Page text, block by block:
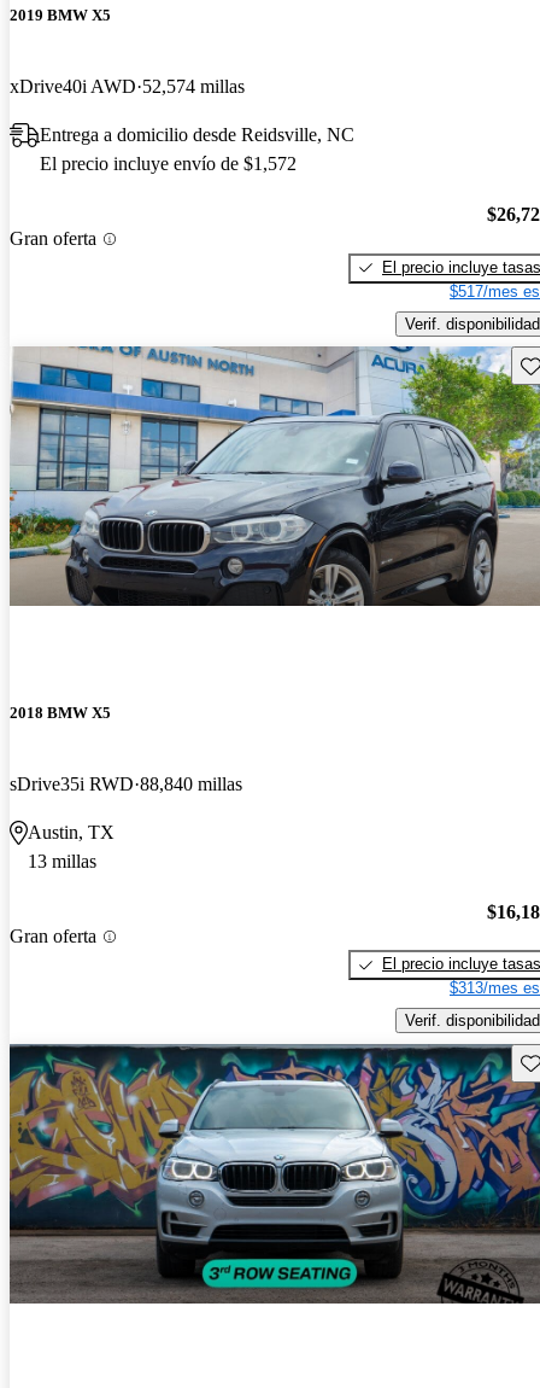
2019 BMW X5
xDrive40i AWD 52,574 millas
Entrega a domicilio desde Reidsville, NC
El precio incluye envío de $1,572
Gran oferta
El precio incluye tasas
$517/mes
Verif. disponibilidad
2018 BMW X5
sDrive35i RWD 88,840 millas
Austin, TX
13 millas
Gran oferta
El precio incluye tasas
$313/mes
Verif. disponibilidad